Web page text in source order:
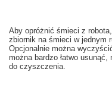
Aby opróżnić śmieci z robota
zbiornik na śmieci w jednym
Opcjonalnie można
można bardzo łatwo usunąć,
do czyszczenia.